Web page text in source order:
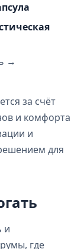
→
за счёт
и комфорта
и
для
и
где